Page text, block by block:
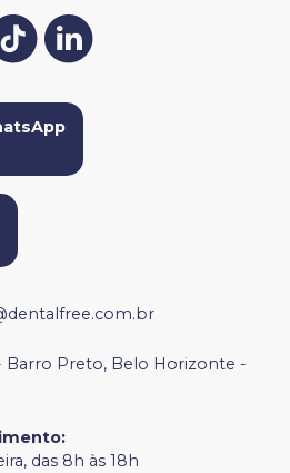
Barro Preto, Belo Horizonte -
:
das 8h às 18h